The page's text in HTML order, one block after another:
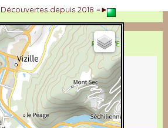
Découvertes depuis 2018 =►